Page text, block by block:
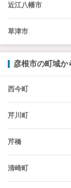
近江八幡市
草津市
彦根市の町域か
西今町
芹川町
芹橋
清崎町